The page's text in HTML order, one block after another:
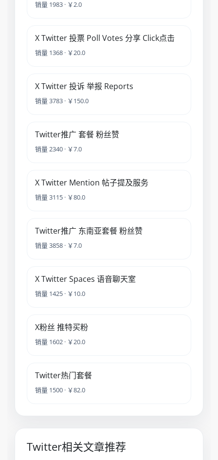
销量 1983 · ￥2.0
X Twitter 投票 Poll Votes 分享 Click点击
销量 1368 · ￥20.0
X Twitter 投诉 举报 Reports
销量 3783 · ￥150.0
Twitter推广 套餐 粉丝赞
销量 2340 · ￥7.0
X Twitter Mention 帖子提及服务
销量 3115 · ￥80.0
Twitter推广 东南亚套餐 粉丝赞
销量 3858 · ￥7.0
X Twitter Spaces 语音聊天室
销量 1425 · ￥10.0
X粉丝 推特买粉
销量 1602 · ￥20.0
Twitter热门套餐
销量 1500 · ￥82.0
Twitter相关文章推荐